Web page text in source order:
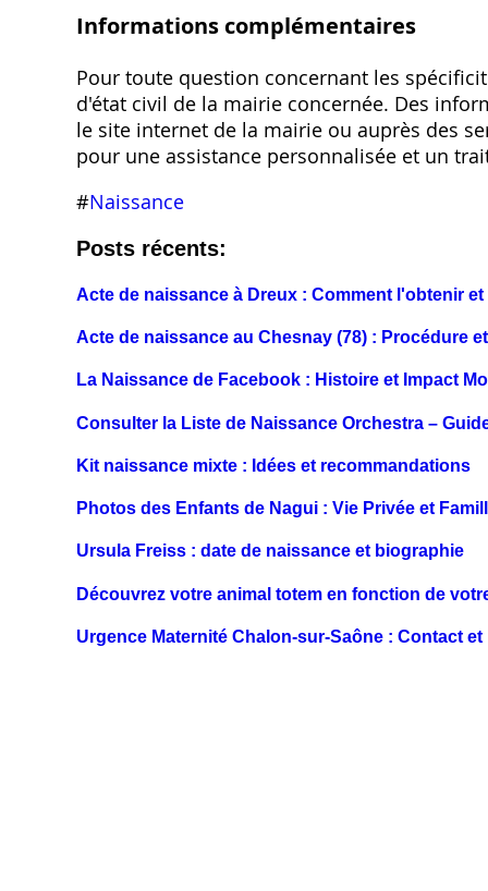
Informations complémentaires
Pour toute question concernant les
d'état civil de la mairie concernée. Des
le site internet de la mairie ou auprès des
pour une assistance personnalisée et un
#Naissance
Posts récents:
Acte de naissance à Dreux : Comment l'obtenir
Acte de naissance au Chesnay (78) : Procédure
La Naissance de Facebook : Histoire et Impact
Consulter la Liste de Naissance Orchestra –
Kit naissance mixte : Idées et recommandations
Photos des Enfants de Nagui : Vie Privée et
Ursula Freiss : date de naissance et biographie
Découvrez votre animal totem en fonction de
Urgence Maternité Chalon-sur-Saône : Contact